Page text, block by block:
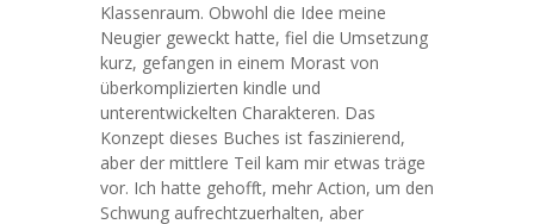
Klassenraum. Obwohl die Idee meine
Neugier geweckt hatte, fiel die Umsetzung
kurz, gefangen in einem Morast von
überkomplizierten kindle und
unterentwickelten Charakteren. Das
Konzept dieses Buches ist faszinierend,
aber der mittlere Teil kam mir etwas träge
vor. Ich hatte gehofft, mehr Action, um den
Schwung aufrechtzuerhalten, aber